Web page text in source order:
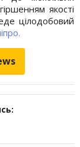
якості
цілодобовий